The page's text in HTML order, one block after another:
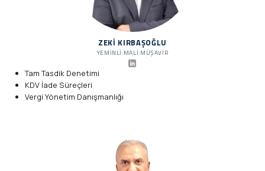
ZEKI KIRBAŞOĞLU
YEMINLI MALI MÜŞAVIR
Tam Tasdik Denetimi
KDV İade Süreçleri
Vergi Yönetim Danışmanlığı